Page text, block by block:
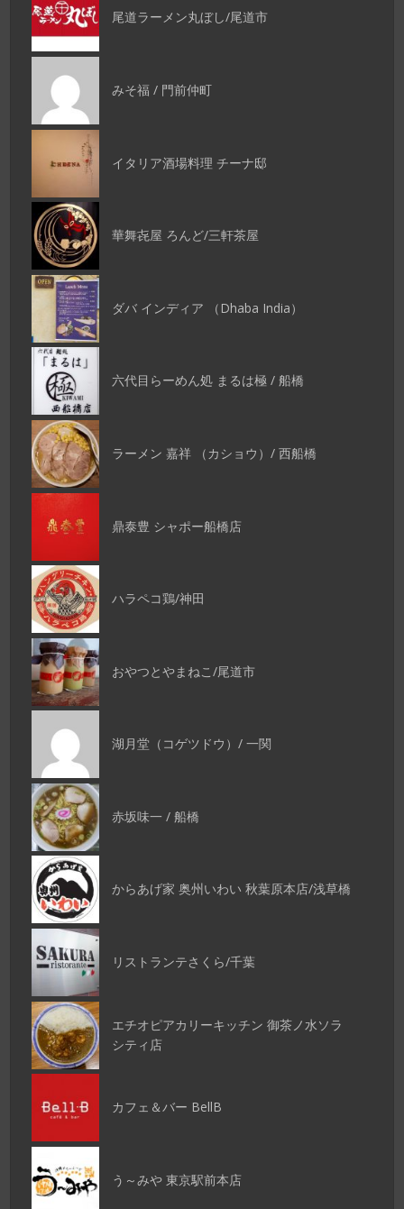
尾道ラーメン丸ぼし/尾道市
みそ福 / 門前仲町
イタリア酒場料理 チーナ邸
華舞㐂屋 ろんど/三軒茶屋
ダバ インディア （Dhaba India）
六代目らーめん処 まるは極 / 船橋
ラーメン 嘉祥 （カショウ）/ 西船橋
鼎泰豊 シャポー船橋店
ハラペコ鶏/神田
おやつとやまねこ/尾道市
湖月堂（コゲツドウ）/ 一関
赤坂味一 / 船橋
からあげ家 奥州いわい 秋葉原本店/浅草橋
リストランテさくら/千葉
エチオピアカリーキッチン 御茶ノ水ソラ
シティ店
カフェ＆バー BellB
う～みや 東京駅前本店